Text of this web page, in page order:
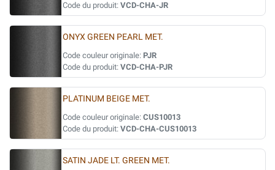
Code du produit: VCD-CHA-JR
ONYX GREEN PEARL MET.
Code couleur originale: PJR
Code du produit: VCD-CHA-PJR
PLATINUM BEIGE MET.
Code couleur originale: CUS10013
Code du produit: VCD-CHA-CUS10013
SATIN JADE LT. GREEN MET.